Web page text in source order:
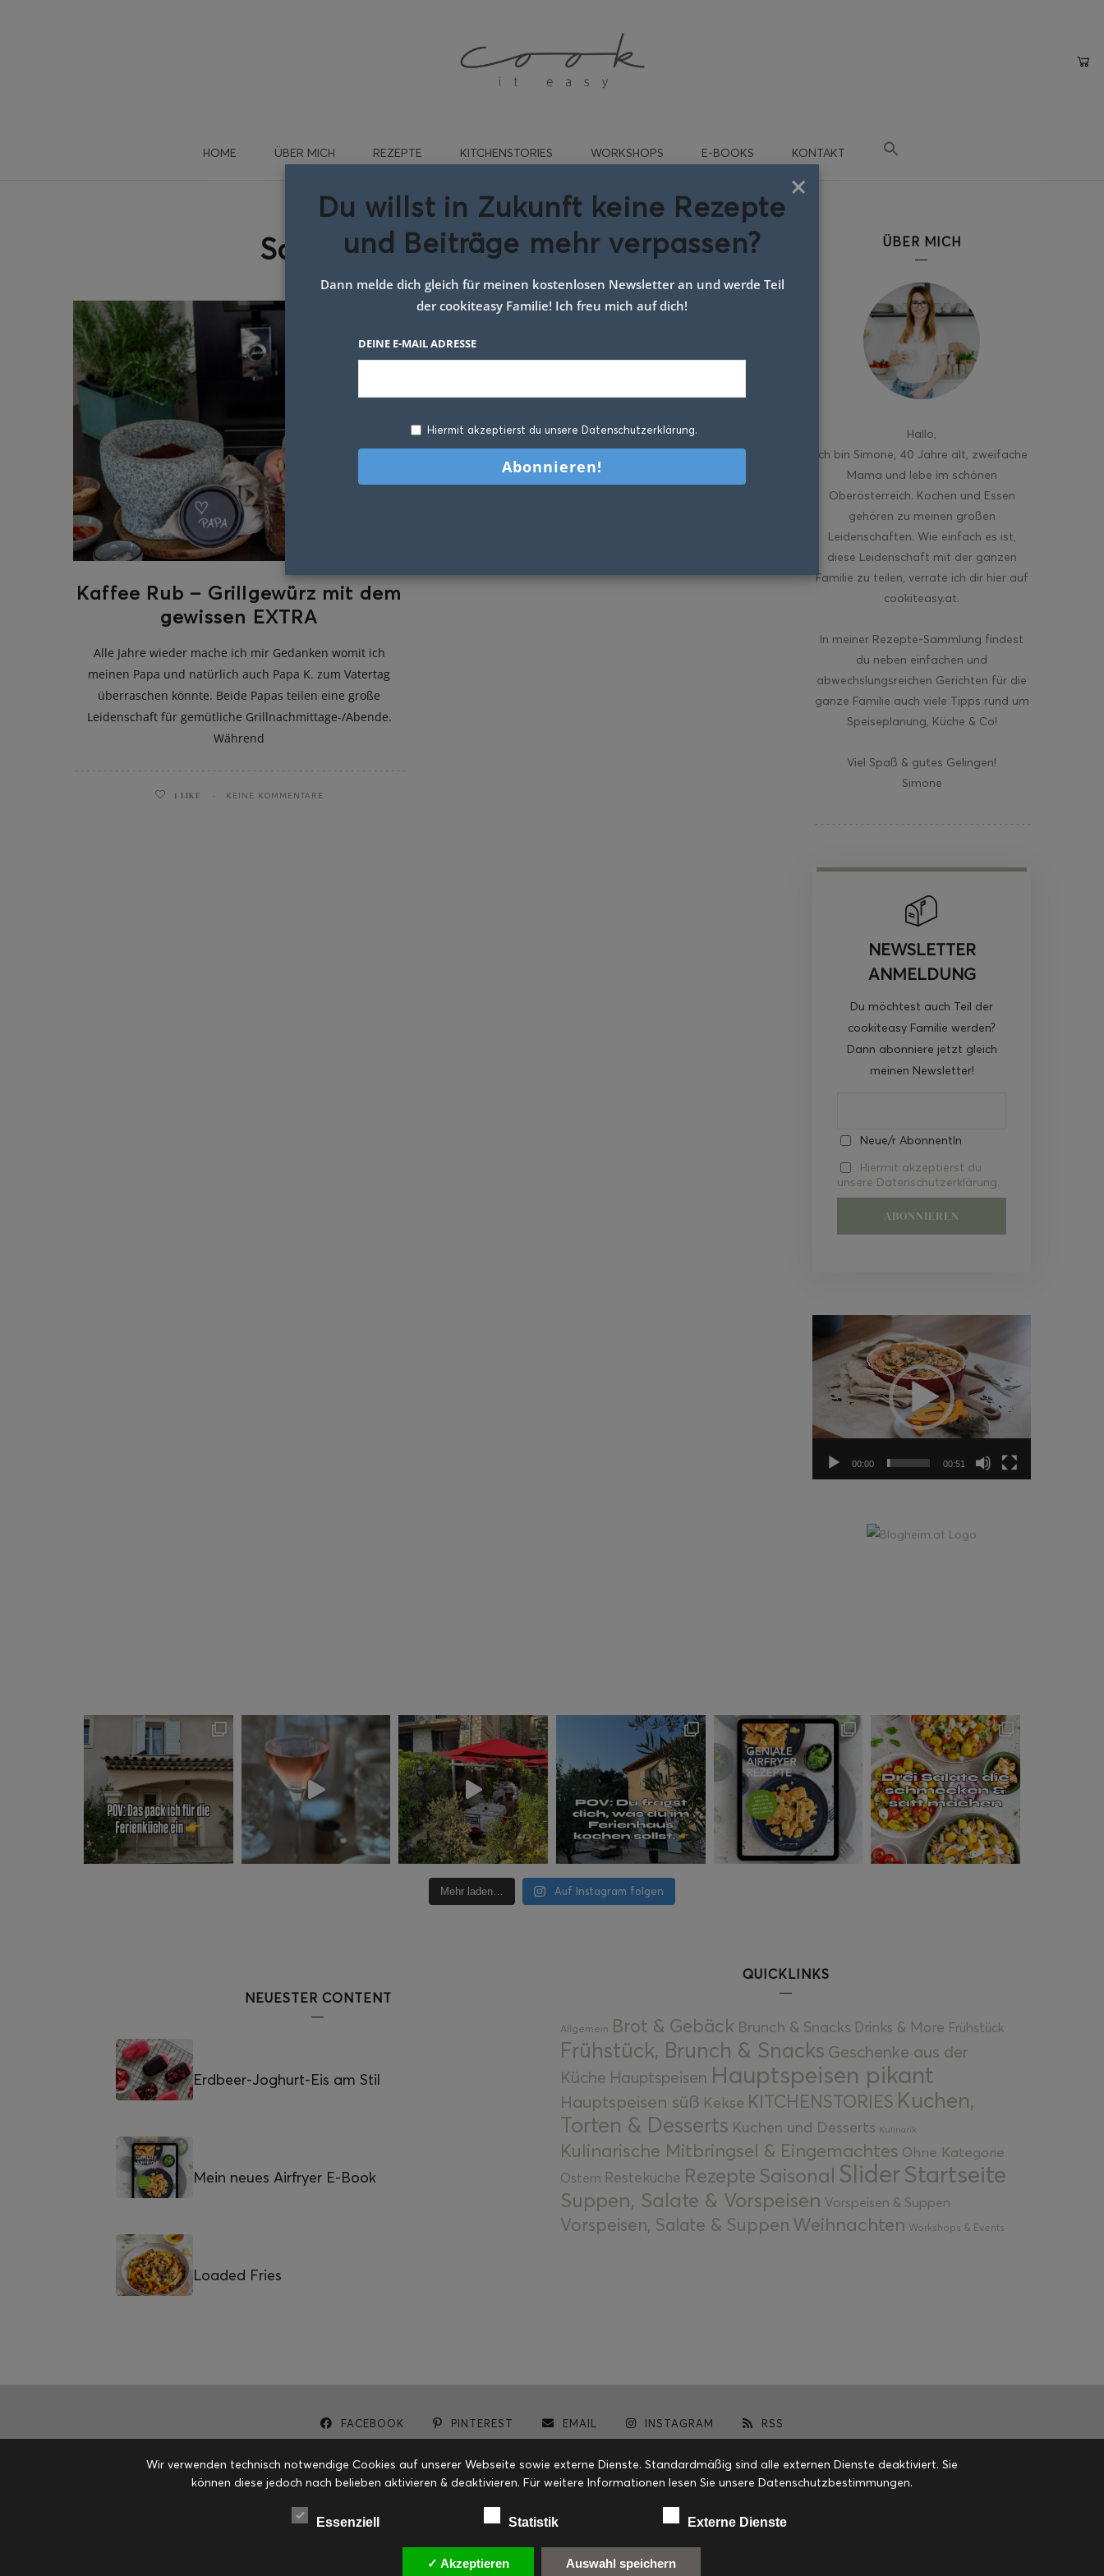
HOME ÜBER MICH REZEPTE KITCHENSTORIES WORKSHOPS E-BOOKS KONTAKT
Schlagwort:grillgewürz
Kaffee Rub – Grillgewürz mit dem
gewissen EXTRA
Alle Jahre wieder mache ich mir Gedanken womit ich
meinen Papa und natürlich auch Papa K. zum Vatertag
überraschen könnte. Beide Papas teilen eine große
Leidenschaft für gemütliche Grillnachmittage-/Abende.
Während
1 LIKE KEINE KOMMENTARE
ÜBER MICH
Hallo
ich bin Simone, 40 Jahre alt, zweifache
Mama und lebe im schönen
Oberösterreich. Kochen und Essen
gehören zu meinen großen
Leidenschaften. Wie einfach es ist,
diese Leidenschaft mit der ganzen
Familie zu teilen, verrate ich dir hier auf
cookiteasy.at.
In meiner Rezepte-Sammlung findest
du neben einfachen und
abwechslungsreichen Gerichten für die
ganze Familie auch viele Tipps rund um
Speiseplanung, Küche & Co!
Viel Spaß & gutes Gelingen!
Simone
NEWSLETTER
ANMELDUNG
Du möchtest auch Teil der
cookiteasy Familie werden?
Dann abonniere jetzt gleich
meinen Newsletter!
Neue/r AbonnentIn
Hiermit akzeptierst du
unsere Datenschutzerklärung.
Video-
Player
00:00 00:51
Mehr laden… Auf Instagram folgen
NEUESTER CONTENT
Erdbeer-Joghurt-Eis am Stil
Mein neues Airfryer E-Book
Loaded Fries
QUICKLINKS
Allgemein Brot & Gebäck Brunch & Snacks Drinks & More Frühstück
Frühstück, Brunch & Snacks Geschenke aus der
Küche Hauptspeisen Hauptspeisen pikant
Hauptspeisen süß Kekse KITCHENSTORIES Kuchen,
Torten & Desserts Kuchen und Desserts Kulinarik
Kulinarische Mitbringsel & Eingemachtes Ohne Kategorie
Ostern Resteküche Rezepte Saisonal SliderStartseite
Suppen, Salate & Vorspeisen Vorspeisen & Suppen
Vorspeisen, Salate & Suppen Weihnachten Workshops & Events
FACEBOOK PINTEREST EMAIL INSTAGRAM RSS
×
Du willst in Zukunft keine Rezepte
und Beiträge mehr verpassen?
Dann melde dich gleich für meinen kostenlosen Newsletter an und werde Teil
der cookiteasy Familie! Ich freu mich auf dich!
DEINE E-MAIL ADRESSE
Hiermit akzeptierst du unsere Datenschutzerklärung.
Wir verwenden technisch notwendige Cookies auf unserer Webseite sowie externe Dienste. Standardmäßig sind alle externen Dienste deaktiviert. Sie
können diese jedoch nach belieben aktivieren & deaktivieren. Für weitere Informationen lesen Sie unsere Datenschutzbestimmungen.
Essenziell Statistik Externe Dienste
✓ Akzeptieren Auswahl speichern